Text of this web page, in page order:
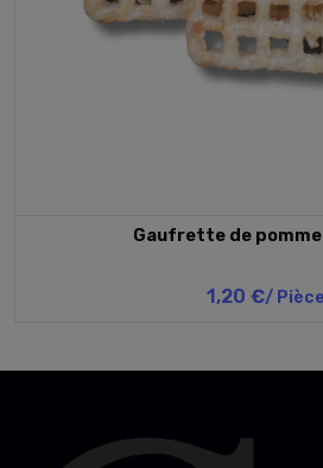
Gaufrette de
1,20 €/ Pièce